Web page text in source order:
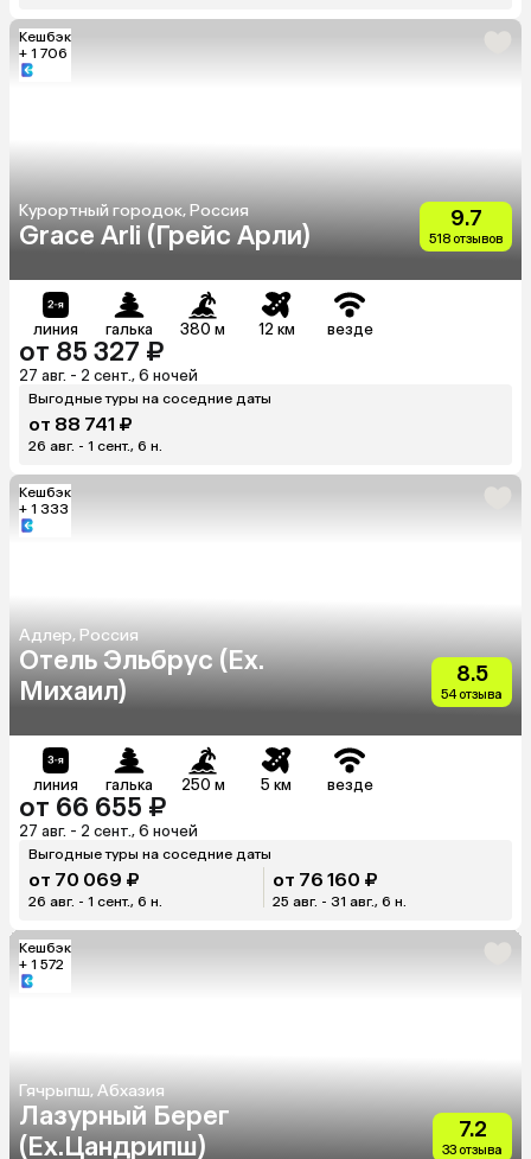
Кешбэк
+ 1 706
Курортный городок, Россия
Grace Arli (Грейс Арли)
9.7
518 отзывов
линия галька 380 м 12 км везде
от 85 327 ₽
27 авг. - 2 сент., 6 ночей
Выгодные туры на соседние даты
от 88 741 ₽
26 авг. - 1 сент., 6 н.
Кешбэк
+ 1 333
Адлер, Россия
Отель Эльбрус (Ex.
Михаил)
8.5
54 отзыва
линия галька 250 м 5 км везде
от 66 655 ₽
27 авг. - 2 сент., 6 ночей
Выгодные туры на соседние даты
от 70 069 ₽
26 авг. - 1 сент., 6 н.
от 76 160 ₽
25 авг. - 31 авг., 6 н.
Кешбэк
+ 1 572
Гячрыпш, Абхазия
Лазурный Берег
(Ex.Цандрипш)
7.2
33 отзыва